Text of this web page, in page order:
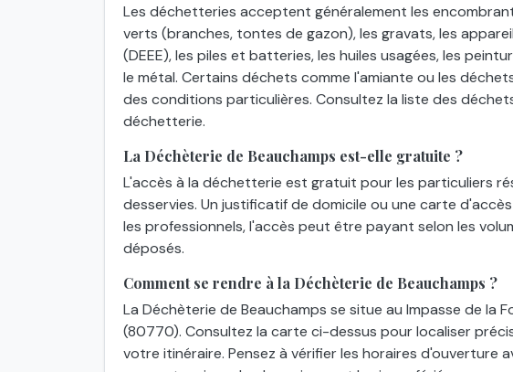
Les déchetteries acceptent généralement les
verts (branches, tontes de gazon), les gravats, les
(DEEE), les piles et batteries, les huiles usagées, les
le métal. Certains déchets comme l'amiante ou les
des conditions particulières. Consultez la liste des
déchetterie.
La Déchèterie de Beauchamps est-elle gratuite ?
L'accès à la déchetterie est gratuit pour les particuliers
desservies. Un justificatif de domicile ou une carte
les professionnels, l'accès peut être payant selon les
déposés.
Comment se rendre à la Déchèterie de Beauchamps ?
La Déchèterie de Beauchamps se situe au Impasse de la
(80770). Consultez la carte ci-dessus pour localiser
votre itinéraire. Pensez à vérifier les horaires d'ouverture